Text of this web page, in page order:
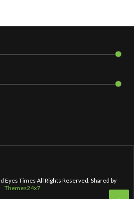
Eyes Times All Rights Reserved. Shared by
Themes24x7